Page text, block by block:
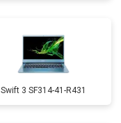
Swift 3 SF314-41-R431